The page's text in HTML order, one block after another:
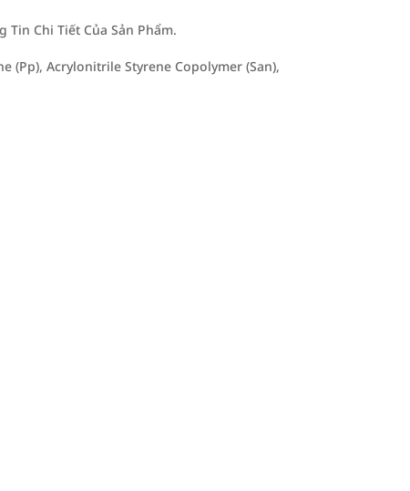
Chi Tiết Của Sản Phẩm.
(Pp), Acrylonitrile Styrene Copolymer (San),